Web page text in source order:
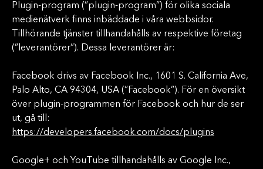
Plugin-program (”plugin-program”) för olika sociala
medienätverk finns inbäddade i våra webbsidor.
Tillhörande tjänster tillhandahålls av respektive företag
(”leverantörer”). Dessa leverantörer är:
Facebook drivs av Facebook Inc., 1601 S. California Ave,
Palo Alto, CA 94304, USA (”Facebook”). För en översikt
över plugin-programmen för Facebook och hur de ser
ut, gå till:
https://developers.facebook.com/docs/plugins
Google+ och YouTube tillhandahålls av Google Inc.,